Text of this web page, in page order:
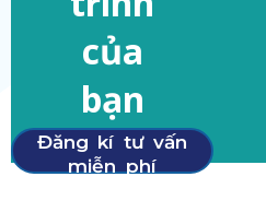
của
bạn
Đăng kí tư vấn
miễn phí